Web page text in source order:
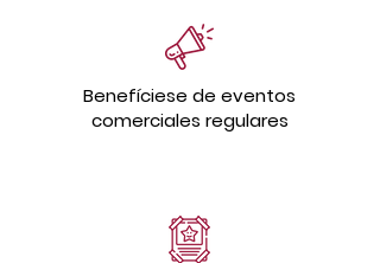
Benefíciese de eventos
comerciales regulares